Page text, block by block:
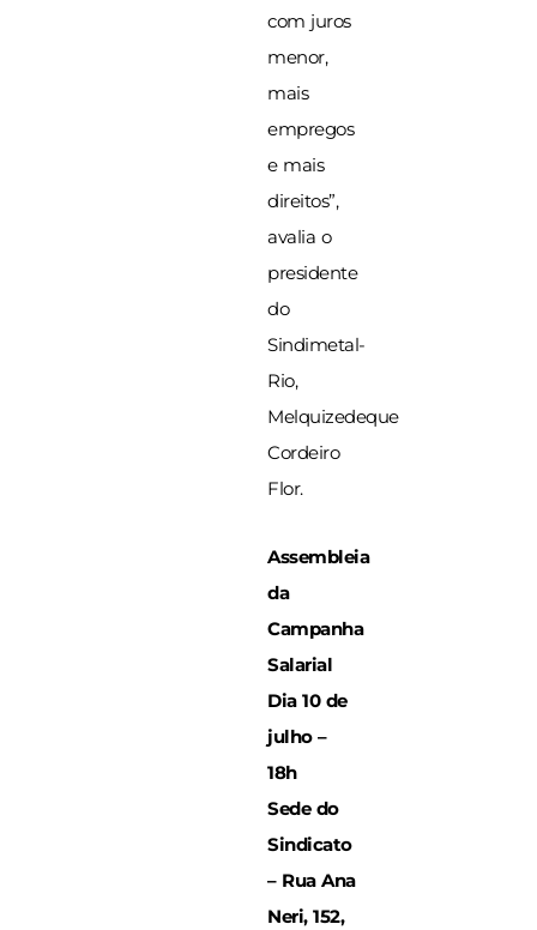
com juros
menor,
mais
empregos
e mais
direitos”,
avalia o
presidente
do
Sindimetal-
Rio,
Melquizedeque
Cordeiro
Flor.
Assembleia
da
Campanha
Salarial
Dia 10 de
julho –
18h
Sede do
Sindicato
– Rua Ana
Neri, 152,